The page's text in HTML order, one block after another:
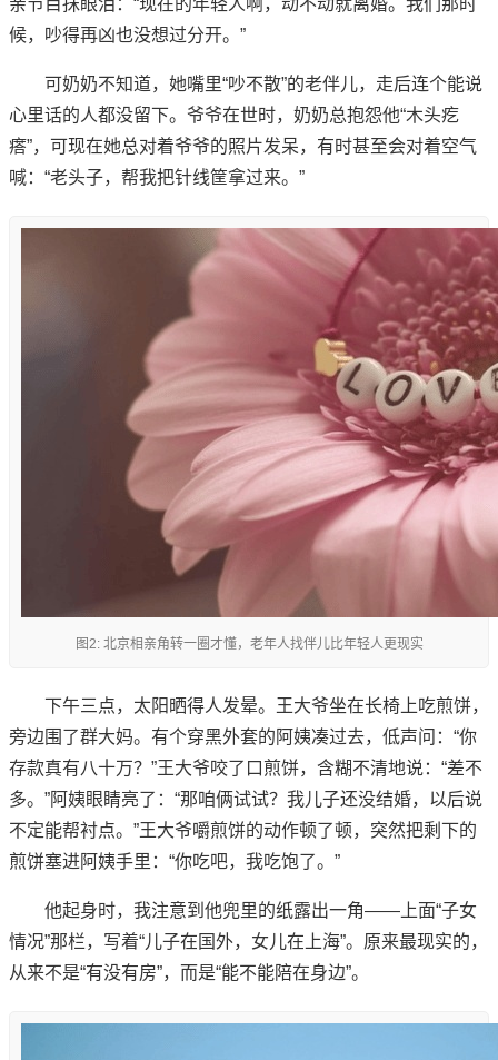
候，吵得再凶也没想过分开。”
可奶奶不知道，她嘴里“吵不散”的老伴儿，走后连个能说
心里话的人都没留下。爷爷在世时，奶奶总抱怨他“木头疙
瘩”，可现在她总对着爷爷的照片发呆，有时甚至会对着空气
喊：“老头子，帮我把针线筐拿过来。”
图2: 北京相亲角转一圈才懂，老年人找伴儿比年轻人更现实
下午三点，太阳晒得人发晕。王大爷坐在长椅上吃煎饼，
旁边围了群大妈。有个穿黑外套的阿姨凑过去，低声问：“你
存款真有八十万？”王大爷咬了口煎饼，含糊不清地说：“差不
多。”阿姨眼睛亮了：“那咱俩试试？我儿子还没结婚，以后说
不定能帮衬点。”王大爷嚼煎饼的动作顿了顿，突然把剩下的
煎饼塞进阿姨手里：“你吃吧，我吃饱了。”
他起身时，我注意到他兜里的纸露出一角——上面“子女
情况”那栏，写着“儿子在国外，女儿在上海”。原来最现实的，
从来不是“有没有房”，而是“能不能陪在身边”。